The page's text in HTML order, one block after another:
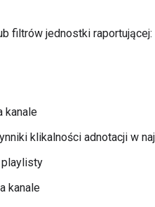
filtrów jednostki raportującej:
kanale
klikalności adnotacji w
kanale